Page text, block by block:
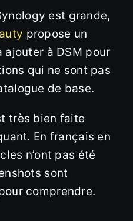
est grande,
propose un
ajouter à DSM pour
qui ne sont pas
de base.
très bien faite
En français en
n’ont pas été
sont
comprendre.